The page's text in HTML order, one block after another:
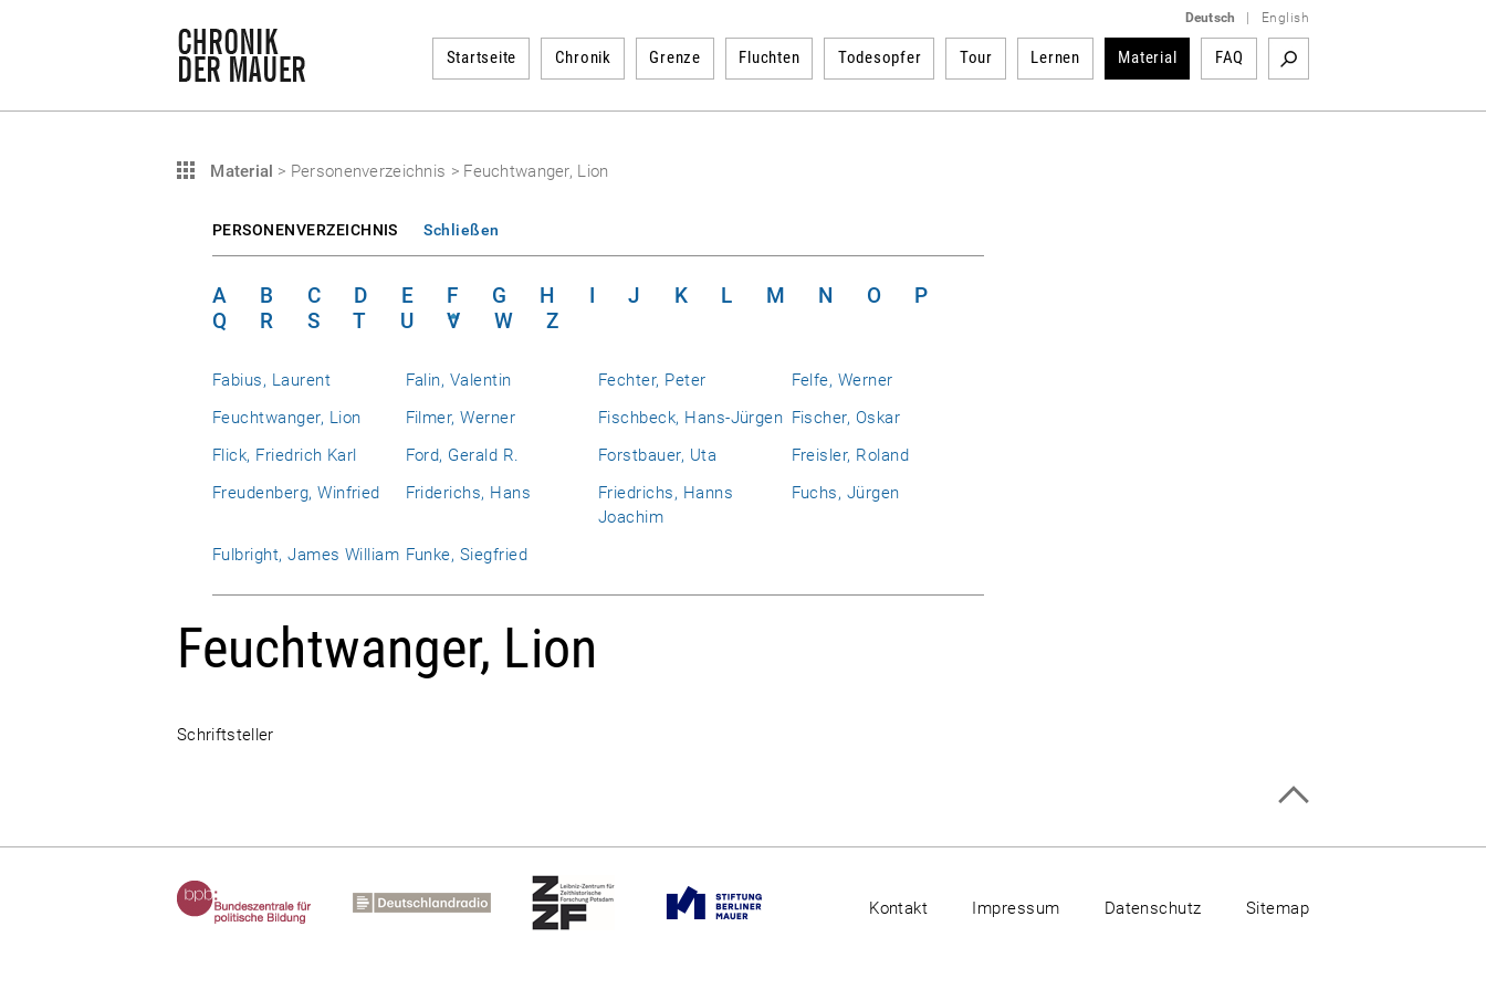
Deutsch English
Startseite Chronik Grenze Fluchten Todesopfer Tour Lernen Material FAQ
Material > Personenverzeichnis > Feuchtwanger, Lion
PERSONENVERZEICHNIS Schließen
A B C D E F G H I J K L M N O
P
Q
R S T U V W Z
Fabius, Laurent Falin, Valentin Fechter, Peter
Felfe, Werner
Feuchtwanger, Lion
Filmer, Werner Fischbeck, Hans-Jürgen Fischer, Oskar
Flick, Friedrich Karl
Ford, Gerald R. Forstbauer, Uta
Freisler, Roland
Freudenberg, Winfried
Friderichs, Hans
Friedrichs, Hanns
Joachim
Fuchs, Jürgen
Fulbright, James William Funke, Siegfried
Feuchtwanger, Lion
Schriftsteller
Kontakt Impressum Datenschutz Sitemap